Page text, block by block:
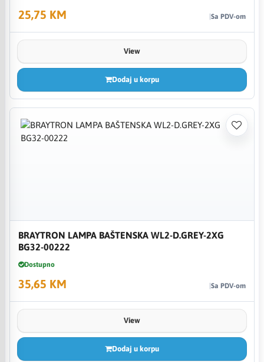
25,75 KM Sa PDV-om
View
Dodaj u korpu
BRAYTRON LAMPA BAŠTENSKA WL2-D.GREY-2XG
BG32-00222
Dostupno
35,65 KM Sa PDV-om
View
Dodaj u korpu